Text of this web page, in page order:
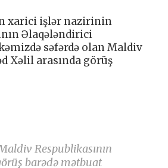
xarici işlər nazirinin
Əlaqələndirici
səfərdə olan Maldiv
Xəlil arasında görüş
Respublikasının
barədə mətbuat